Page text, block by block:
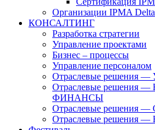
Организации IPMA Delta
КОНСАЛТИНГ
Разработка стратегии
Управление проектами
Бизнес – процессы
Управление персоналом
Отраслевые решения —
Отраслевые решения
ФИНАНСЫ
Отраслевые решения
Отраслевые решения